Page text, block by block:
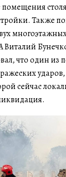
Также
Виталий
что один из
сейчас